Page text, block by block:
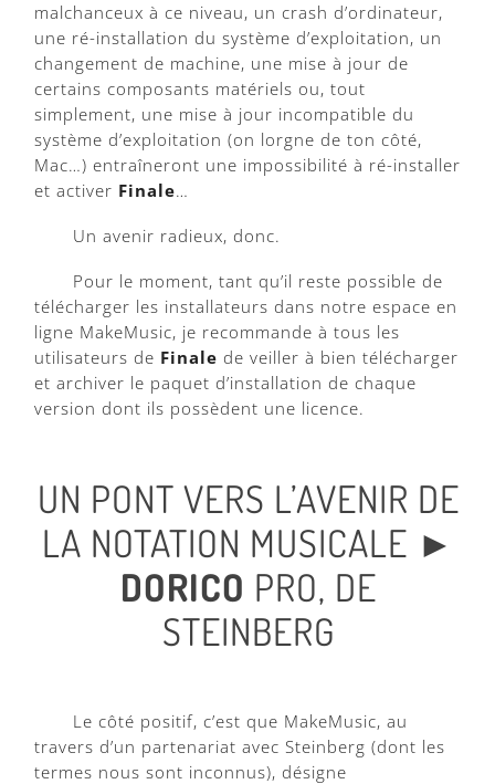
malchanceux à ce niveau, un crash d’ordinateur,
une ré-installation du système d’exploitation, un
changement de machine, une mise à jour de
certains composants matériels ou, tout
simplement, une mise à jour incompatible du
système d’exploitation (on lorgne de ton côté,
Mac…) entraîneront une impossibilité à ré-installer
et activer Finale…
Un avenir radieux, donc.
Pour le moment, tant qu’il reste possible de
télécharger les installateurs dans notre espace en
ligne MakeMusic, je recommande à tous les
utilisateurs de Finale de veiller à bien télécharger
et archiver le paquet d’installation de chaque
version dont ils possèdent une licence.
UN PONT VERS L’AVENIR DE
LA NOTATION MUSICALE ►
DORICO PRO, DE
STEINBERG
Le côté positif, c’est que MakeMusic, au
travers d’un partenariat avec Steinberg (dont les
termes nous sont inconnus), désigne